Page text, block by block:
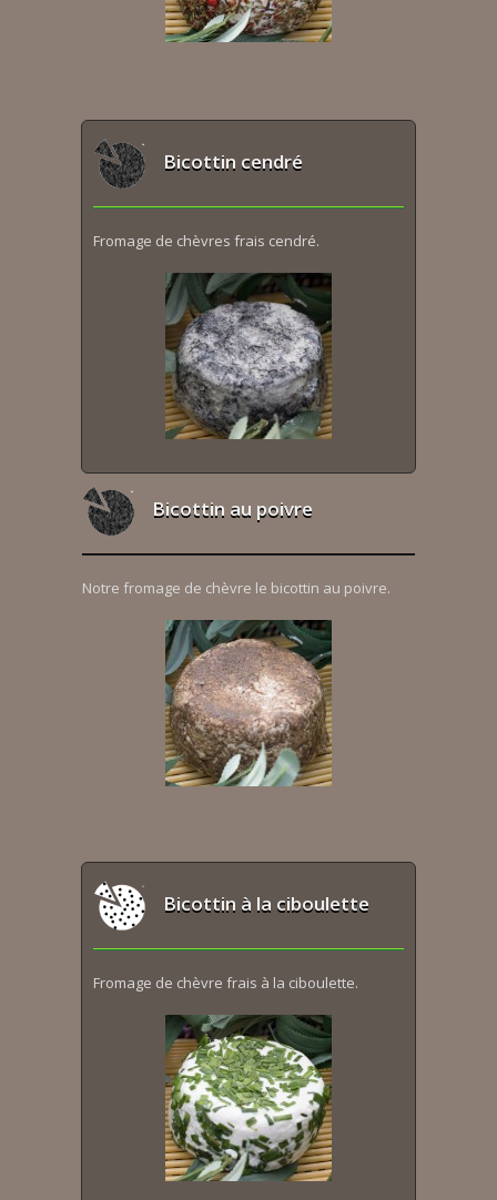
Bicottin cendré
Fromage de chèvres frais cendré.
Bicottin au poivre
Notre fromage de chèvre le bicottin au poivre.
Bicottin à la ciboulette
Fromage de chèvre frais à la ciboulette.